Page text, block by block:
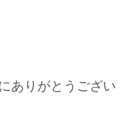
ありがとうござい